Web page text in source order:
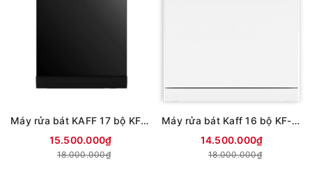
Máy rửa bát KAFF 17 bộ KF-SBL775B New Plus
15.500.000₫
18.000.000₫
Máy rửa bát Kaff 16 bộ KF-CARYA1FW
14.500.000₫
18.000.000₫